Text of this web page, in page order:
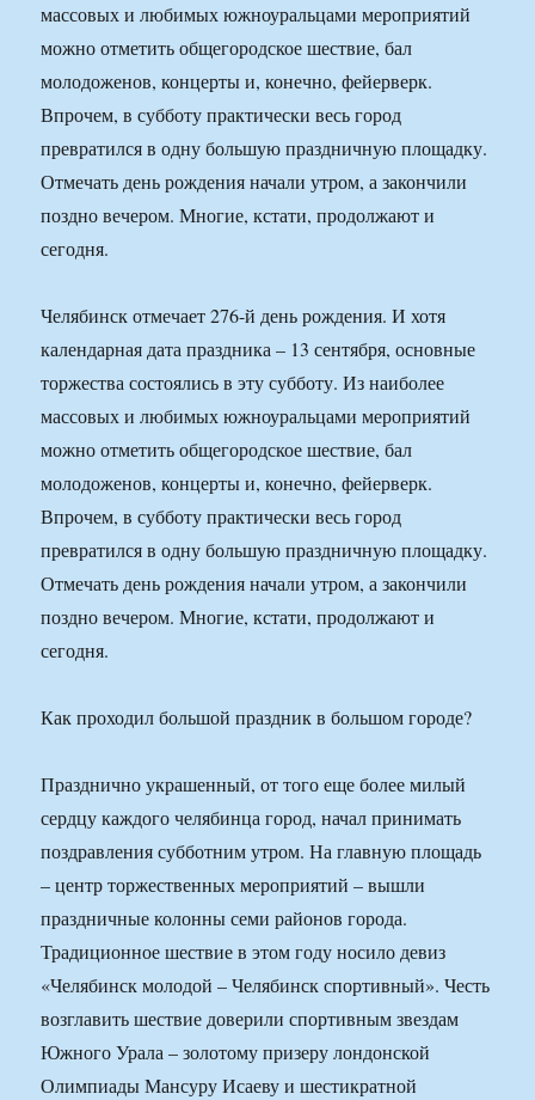
массовых и любимых южноуральцами мероприятий
можно отметить общегородское шествие, бал
молодоженов, концерты и, конечно, фейерверк.
Впрочем, в субботу практически весь город
превратился в одну большую праздничную площадку.
Отмечать день рождения начали утром, а закончили
поздно вечером. Многие, кстати, продолжают и
сегодня.
Челябинск отмечает 276-й день рождения. И хотя
календарная дата праздника – 13 сентября, основные
торжества состоялись в эту субботу. Из наиболее
массовых и любимых южноуральцами мероприятий
можно отметить общегородское шествие, бал
молодоженов, концерты и, конечно, фейерверк.
Впрочем, в субботу практически весь город
превратился в одну большую праздничную площадку.
Отмечать день рождения начали утром, а закончили
поздно вечером. Многие, кстати, продолжают и
сегодня.
Как проходил большой праздник в большом городе?
Празднично украшенный, от того еще более милый
сердцу каждого челябинца город, начал принимать
поздравления субботним утром. На главную площадь
– центр торжественных мероприятий – вышли
праздничные колонны семи районов города.
Традиционное шествие в этом году носило девиз
«Челябинск молодой – Челябинск спортивный». Честь
возглавить шествие доверили спортивным звездам
Южного Урала – золотому призеру лондонской
Олимпиады Мансуру Исаеву и шестикратной